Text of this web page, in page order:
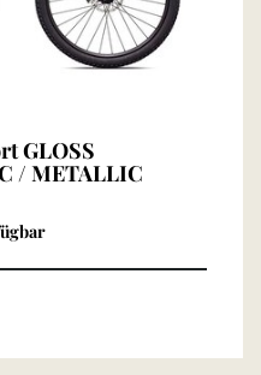
GLOSS
/ METALLIC